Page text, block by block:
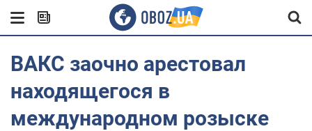
ВАКС заочно арестовал
находящегося в
международном розыске